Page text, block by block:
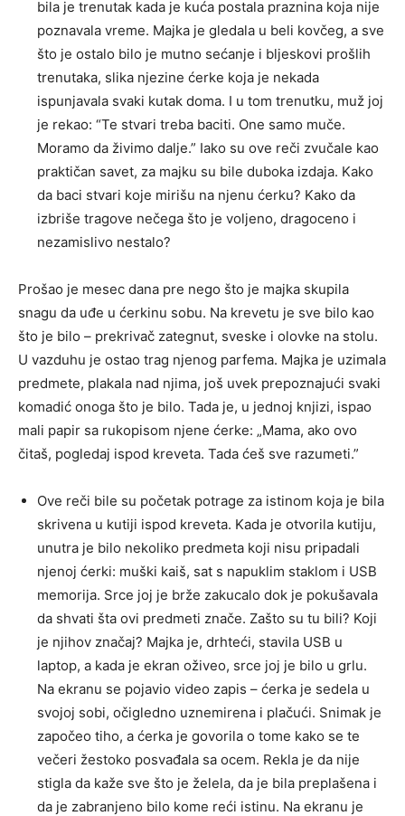
bila je trenutak kada je kuća postala praznina koja nije
poznavala vreme. Majka je gledala u beli kovčeg, a sve
što je ostalo bilo je mutno sećanje i bljeskovi prošlih
trenutaka, slika njezine ćerke koja je nekada
ispunjavala svaki kutak doma. I u tom trenutku, muž joj
je rekao: “Te stvari treba baciti. One samo muče.
Moramo da živimo dalje.” Iako su ove reči zvučale kao
praktičan savet, za majku su bile duboka izdaja. Kako
da baci stvari koje mirišu na njenu ćerku? Kako da
izbriše tragove nečega što je voljeno, dragoceno i
nezamislivo nestalo?
Prošao je mesec dana pre nego što je majka skupila
snagu da uđe u ćerkinu sobu. Na krevetu je sve bilo kao
što je bilo – prekrivač zategnut, sveske i olovke na stolu.
U vazduhu je ostao trag njenog parfema. Majka je uzimala
predmete, plakala nad njima, još uvek prepoznajući svaki
komadić onoga što je bilo. Tada je, u jednoj knjizi, ispao
mali papir sa rukopisom njene ćerke: „Mama, ako ovo
čitaš, pogledaj ispod kreveta. Tada ćeš sve razumeti.”
Ove reči bile su početak potrage za istinom koja je bila
skrivena u kutiji ispod kreveta. Kada je otvorila kutiju,
unutra je bilo nekoliko predmeta koji nisu pripadali
njenoj ćerki: muški kaiš, sat s napuklim staklom i USB
memorija. Srce joj je brže zakucalo dok je pokušavala
da shvati šta ovi predmeti znače. Zašto su tu bili? Koji
je njihov značaj? Majka je, drhteći, stavila USB u
laptop, a kada je ekran oživeo, srce joj je bilo u grlu.
Na ekranu se pojavio video zapis – ćerka je sedela u
svojoj sobi, očigledno uznemirena i plačući. Snimak je
započeo tiho, a ćerka je govorila o tome kako se te
večeri žestoko posvađala sa ocem. Rekla je da nije
stigla da kaže sve što je želela, da je bila preplašena i
da je zabranjeno bilo kome reći istinu. Na ekranu je